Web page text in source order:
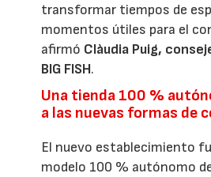
transformar tiempos de
momentos útiles para el
afirmó Clàudia Puig,
BIG FISH.
Una tienda 100 %
a las nuevas formas de
El nuevo establecimiento
modelo 100 % autónomo